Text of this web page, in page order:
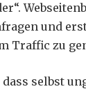
und
Traffic zu
selbst